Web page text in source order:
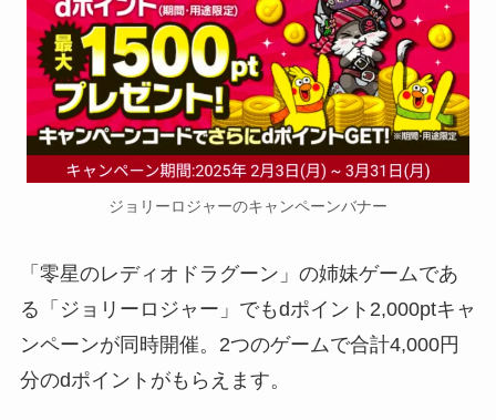
ジョリーロジャーのキャンペーンバナー
「零星のレディオドラグーン」の姉妹ゲームであ
る「ジョリーロジャー」でもdポイント2,000ptキャ
ンペーンが同時開催。2つのゲームで合計4,000円
分のdポイントがもらえます。